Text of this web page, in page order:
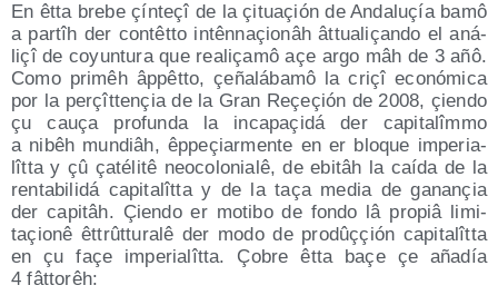
En êtta bre­be çín­teçî de la çituaçión de Anda­luçía bamô
a par­tîh der con­têt­to intên­naçio­nâh âttua­liçan­do el aná­
liçî de coyun­tu­ra que realiça­mô açe argo mâh de 3 añô.
Como pri­mêh âppêt­to, çeña­lá­ba­mô la criçî eco­nó­mi­ca
por la perçît­te­nçia de la Gran Reçeçión de 2008, çien­do
çu cauça pro­fun­da la inca­paçi­dá der capi­ta­lîm­mo
a nibêh mun­diâh, êppeçiar­men­te en er blo­que impe­ria­
lît­ta y çû çaté­li­tê neo­co­lo­nia­lê, de ebi­tâh la caí­da de la
ren­ta­bi­li­dá capi­ta­lît­ta y de la taça media de gana­nçia
der capi­tâh. Çien­do er moti­bo de fon­do lâ pro­piâ limi­
taçio­nê êttrût­tu­ra­lê der modo de pro­dûççión capi­ta­lît­ta
en çu façe impe­ria­lît­ta. Çobre êtta baçe çe aña­día
4 fâttorêh: